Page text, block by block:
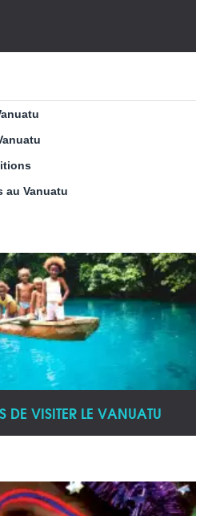
au Vanuatu
VISITER LE VANUATU